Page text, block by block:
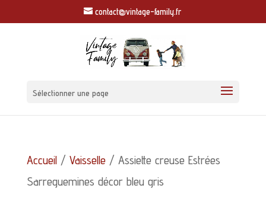
contact@vintage-family.fr
Sélectionner une page
Accueil/ Vaisselle/ Assiette creuse Estrées
Sarreguemines décor bleu gris